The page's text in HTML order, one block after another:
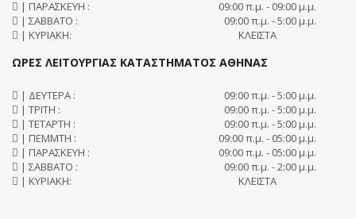
| ΠΑΡΑΣΚΕΥΗ :
09:00 π.μ. - 09:00 μ.μ.
| ΣΑΒΒΑΤΟ :
09:00 π.μ. - 5:00 μ.μ.
| ΚΥΡΙΑΚΗ:
ΚΛΕΙΣΤΑ
ΩΡΕΣ ΛΕΙΤΟΥΡΓΙΑΣ ΚΑΤΑΣΤΗΜΑΤΟΣ ΑΘΗΝΑΣ
| ΔΕΥΤΕΡΑ :
09:00 π.μ. - 5:00 μ.μ.
| ΤΡΙΤΗ :
09:00 π.μ. - 5:00 μ.μ.
| ΤΕΤΑΡΤΗ :
09:00 π.μ. - 5:00 μ.μ.
| ΠΕΜΜΤΗ :
09:00 π.μ. - 05:00 μ.μ.
| ΠΑΡΑΣΚΕΥΗ :
09:00 π.μ. - 05:00 μ.μ.
| ΣΑΒΒΑΤΟ :
09:00 π.μ. - 2:00 μ.μ.
| ΚΥΡΙΑΚΗ:
ΚΛΕΙΣΤΑ